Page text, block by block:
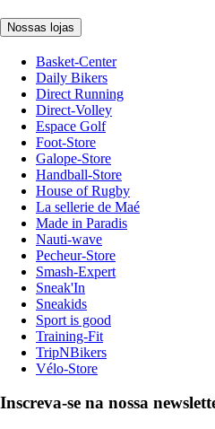
Nossas lojas
Basket-Center
Daily Bikers
Direct Running
Direct-Volley
Espace Golf
Foot-Store
Galope-Store
Handball-Store
House of Rugby
La sellerie de Maé
Made in Paradis
Nauti-wave
Pecheur-Store
Smash-Expert
Sneak'In
Sneakids
Sport is good
Training-Fit
TripNBikers
Vélo-Store
Inscreva-se na nossa